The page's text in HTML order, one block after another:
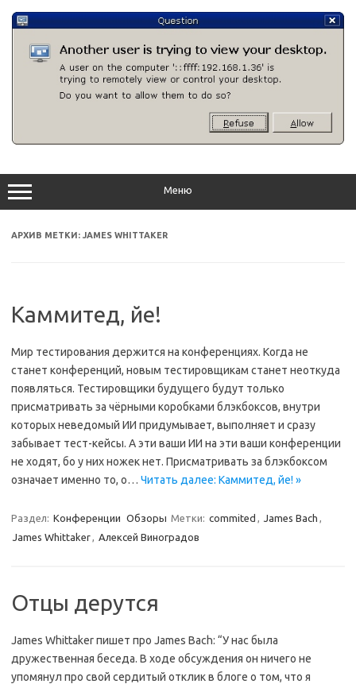
содержимому
Меню
АРХИВ МЕТКИ: JAMES WHITTAKER
Каммитед, йе!
Мир тестирования держится на конференциях. Когда не
станет конференций, новым тестировщикам станет неоткуда
появляться. Тестировщики будущего будут только
присматривать за чёрными коробками блэкбоксов, внутри
которых неведомый ИИ придумывает, выполняет и сразу
забывает тест-кейсы. А эти ваши ИИ на эти ваши конференции
не ходят, бо у них ножек нет. Присматривать за блэкбоксом
означает именно то, о… Читать далее: Каммитед, йе! »
Раздел: Конференции Обзоры Метки: commited , James Bach ,
James Whittaker, Алексей Виноградов
Отцы дерутся
James Whittaker пишет про James Bach: “У нас была
дружественная беседа. В ходе обсуждения он ничего не
упомянул про свой сердитый отклик в блоге о том, что я